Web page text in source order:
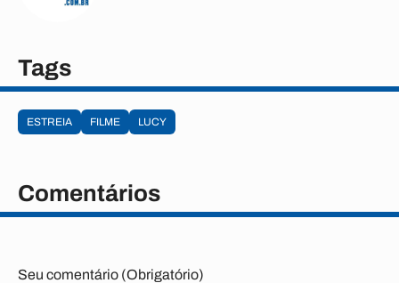
Tags
ESTREIA FILME LUCY
Comentários
Seu comentário (Obrigatório)